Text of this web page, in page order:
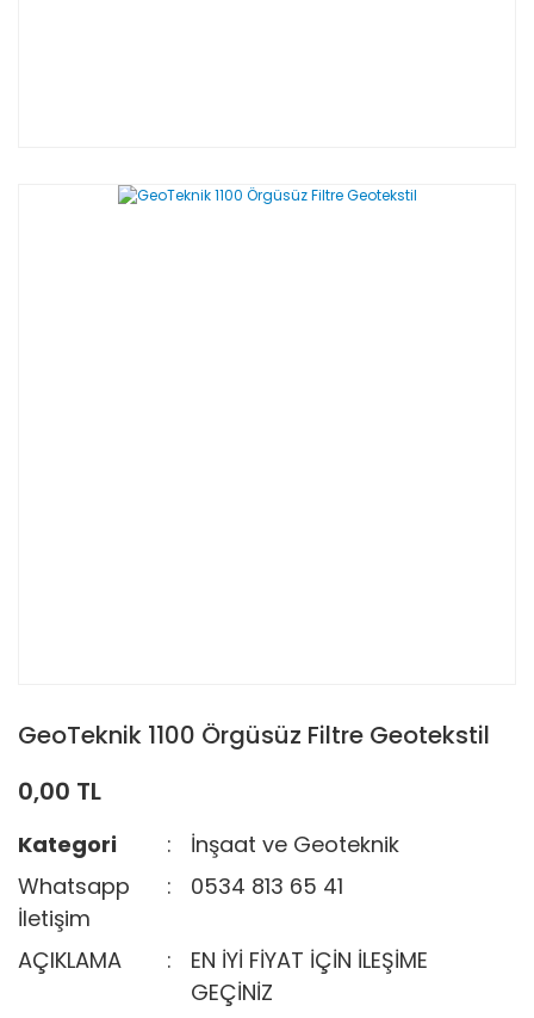
GeoTeknik 1100 Örgüsüz Filtre Geotekstil
0,00 TL
Kategori
İnşaat ve Geoteknik
Whatsapp
İletişim
0534 813 65 41
AÇIKLAMA
EN İYİ FİYAT İÇİN İLEŞİME
GEÇİNİZ